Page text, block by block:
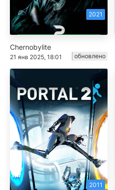
2021
Chernobylite
21 янв 2025, 18:01 обновлено
2011